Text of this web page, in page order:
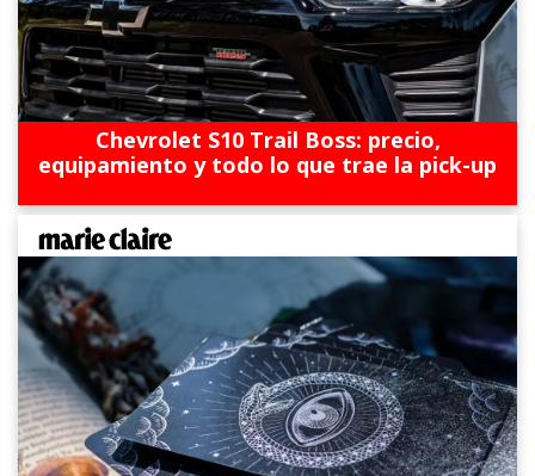
Chevrolet S10 Trail Boss: precio,
equipamiento y todo lo que trae la pick-up